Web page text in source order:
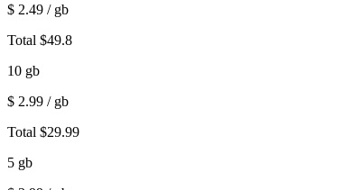
$ 2.49 / gb
Total $49.8
10 gb
$ 2.99 / gb
Total $29.99
5 gb